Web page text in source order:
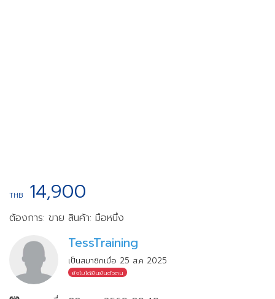
THB 14,900
ต้องการ: ขาย สินค้า: มือหนึ่ง
TessTraining
เป็นสมาชิกเมื่อ 25 ส.ค 2025
ยังไม่ได้ยืนยันตัวตน